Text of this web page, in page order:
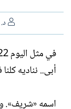
ا
ل
ك
ا
ت أبى.. نناديه
اسمه «شريف».